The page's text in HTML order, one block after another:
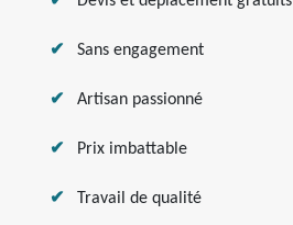
Sans engagement
Artisan passionné
Prix imbattable
Travail de qualité